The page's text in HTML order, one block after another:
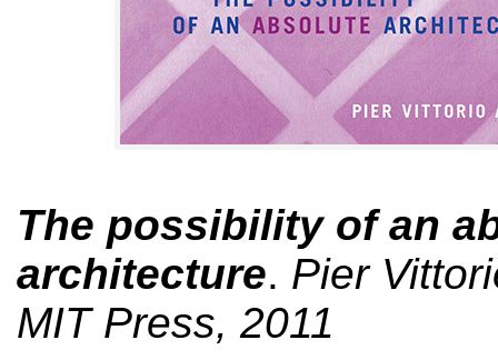
The possibility of an
architecture. Pier
MIT Press, 2011